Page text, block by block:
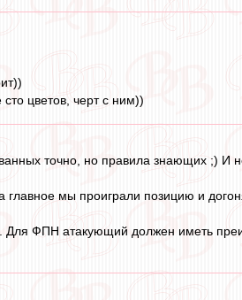
цветов, черт с ним))
точно, но правила знающих ;) И
мы проиграли позицию и
Для ФПН атакующий должен иметь